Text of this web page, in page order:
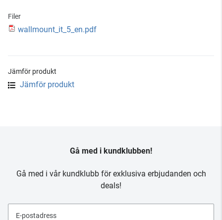
Filer
wallmount_it_5_en.pdf
Jämför produkt
Jämför produkt
Gå med i kundklubben!
Gå med i vår kundklubb för exklusiva erbjudanden och
deals!
E-postadress